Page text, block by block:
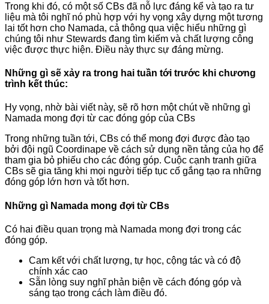
Trong khi đó, có một số CBs đã nỗ lực đáng kể và tạo ra tư
liệu mà tôi nghĩ nó phù hợp với hy vọng xây dựng một tương
lai tốt hơn cho Namada, cả thông qua việc hiểu những gì
chúng tôi như Stewards đang tìm kiếm và chất lượng công
việc được thực hiện. Điều này thực sự đáng mừng.
Những gì sẽ xảy ra trong hai tuần tới trước khi chương
trình kết thúc:
Hy vọng, nhờ bài viết này, sẽ rõ hơn một chút về những gì
Namada mong đợi từ cac đóng góp của CBs
Trong những tuần tới, CBs có thể mong đợi được đào tạo
bởi đội ngũ Coordinape về cách sử dụng nền tảng của họ để
tham gia bỏ phiếu cho các đóng góp. Cuộc cạnh tranh giữa
CBs sẽ gia tăng khi mọi người tiếp tục cố gắng tạo ra những
đóng góp lớn hơn và tốt hơn.
Những gì Namada mong đợi từ CBs
Có hai điều quan trọng mà Namada mong đợi trong các
đóng góp.
Cam kết với chất lượng, tự học, cộng tác và có độ
chính xác cao
Sẵn lòng suy nghĩ phản biện về cách đóng góp và
sáng tạo trong cách làm điều đó.